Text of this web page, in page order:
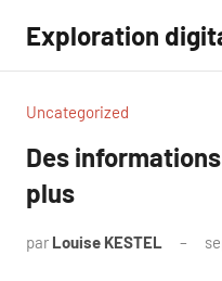
contenu
Exploration
Uncategorized
Des
plus
par Louise KESTEL